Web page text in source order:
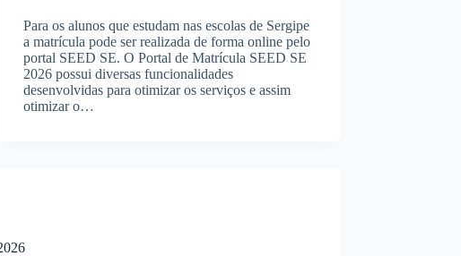
Para os alunos que estudam nas escolas de Sergipe
a matrícula pode ser realizada de forma online pelo
portal SEED SE. O Portal de Matrícula SEED SE
2026 possui diversas funcionalidades
desenvolvidas para otimizar os serviços e assim
otimizar o…